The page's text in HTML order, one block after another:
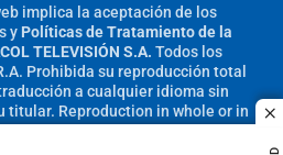
implica la aceptación de los
y Políticas de Tratamiento de la
TELEVISIÓN S.A. Todos los
Prohibida su reproducción total
a cualquier idioma sin
titular. Reproduction in whole or in